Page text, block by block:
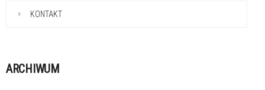
KONTAKT
ARCHIWUM